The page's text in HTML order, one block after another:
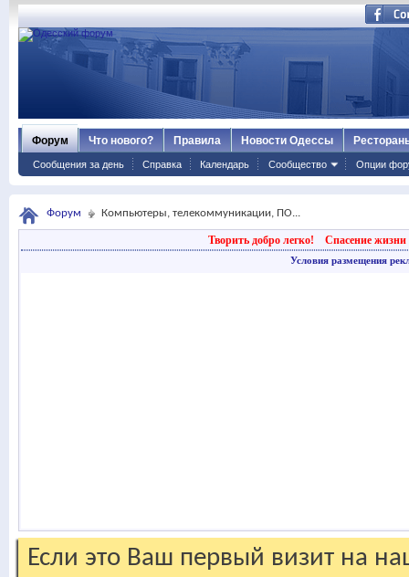
Форум
Сообщения за день Справка Календарь Сообщество Опции
Что нового? Правила Новости Одессы
Форум Компьютеры, телекоммуникации, ПО...
Творить добро легко! Спасение жизни
Условия размещения
Если это Ваш первый визит на